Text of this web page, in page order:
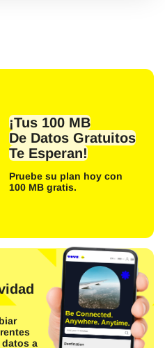
¡Tus 100 MB
De Datos Gratuitos
Te Esperan!
Pruebe su plan hoy con
100 MB gratis.
datos a